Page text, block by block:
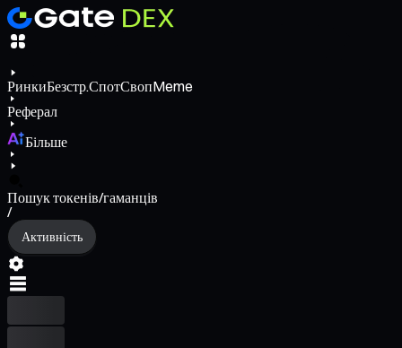
РинкиБезстр.СпотСвопMeme
Реферал
Більше
Пошук токенів/гаманців
/
Активність